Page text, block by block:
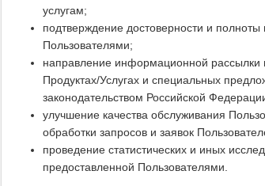
услугам;
подтверждение достоверности и
Пользователями;
направление информационной рассылки
Продуктах/Услугах и специальных
законодательством Российской
улучшение качества обслуживания
обработки запросов и заявок
проведение статистических и иных
предоставленной Пользователями.